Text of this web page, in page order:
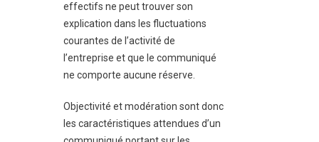
effectifs ne peut trouver son
explication dans les fluctuations
courantes de l’activité de
l’entreprise et que le communiqué
ne comporte aucune réserve.
Objectivité et modération sont donc
les caractéristiques attendues d’un